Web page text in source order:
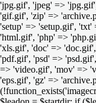
'jpg.gif', 'jpeg' =>
'gif.gif', 'zip' =>
'setup' => 'setup.gif',
'html.gif', 'php' =>
'xls.gif', 'doc' =>
'pdf.gif', 'psd' =>
=> 'video.gif', 'mov' =>
'eps.gif', 'gz' =>